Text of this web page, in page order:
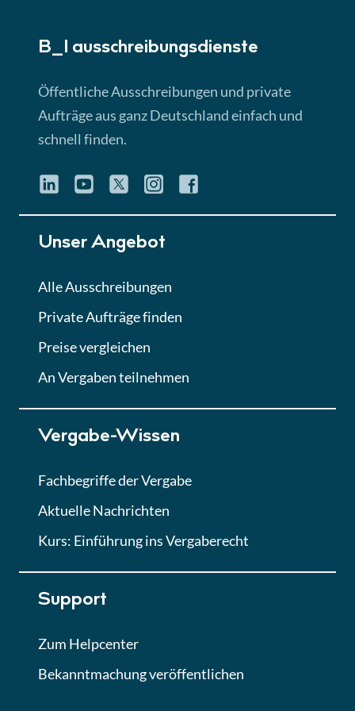
Lektion 3
► 4:31 Min
Quiz
Eignung im Vergabeverfahren
Lektion 6
Abgabe von Angeboten
Lektion
Lektion 7
Finales Quiz
B_I ausschreibungs­dienste
Öffentliche Ausschreibungen und private
Aufträge aus ganz Deutschland einfach und
schnell finden.
Unser Angebot
Alle Ausschreibungen
Private Aufträge finden
Preise vergleichen
An Vergaben teilnehmen
Vergabe-Wissen
Fachbegriffe der Vergabe
Aktuelle Nachrichten
Kurs: Einführung ins Vergaberecht
Support
Zum Helpcenter
Bekanntmachung veröffentlichen